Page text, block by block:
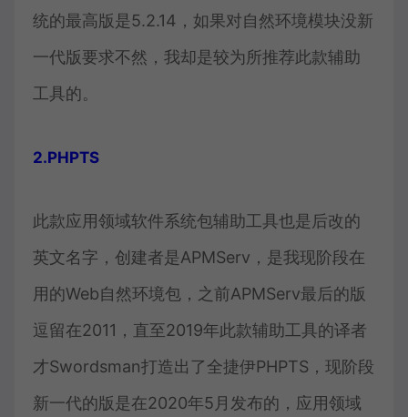
统的最高版是5.2.14，如果对自然环境模块没新
一代版要求不然，我却是较为所推荐此款辅助
工具的。
2.PHPTS
此款应用领域软件系统包辅助工具也是后改的
英文名字，创建者是APMServ，是我现阶段在
用的Web自然环境包，之前APMServ最后的版
逗留在2011，直至2019年此款辅助工具的译者
才Swordsman打造出了全捷伊PHPTS，现阶段
新一代的版是在2020年5月发布的，应用领域